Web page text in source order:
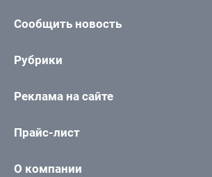
Сообщить новость
Рубрики
Реклама на сайте
Прайс-лист
О компании